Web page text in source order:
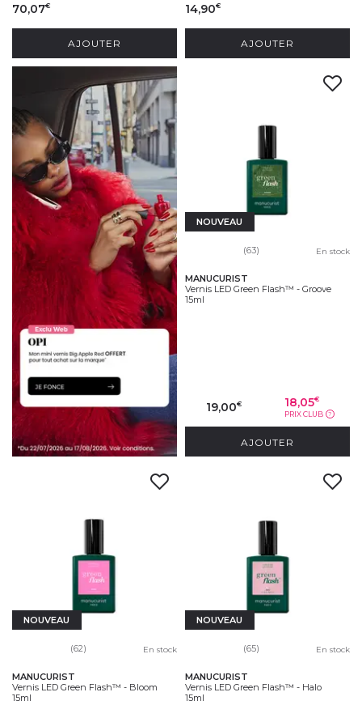
70,07€
AJOUTER
14,90€
AJOUTER
NOUVEAU
(63) En stock
MANUCURIST
Vernis LED Green Flash™ - Groove
15ml
19,00€ 18,05€
PRIX CLUB ?
AJOUTER
NOUVEAU
(62) En stock
MANUCURIST
Vernis LED Green Flash™ - Bloom
15ml
NOUVEAU
(65) En stock
MANUCURIST
Vernis LED Green Flash™ - Halo
15ml